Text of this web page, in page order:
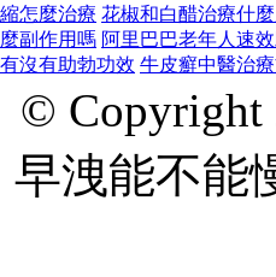
縮怎麼治療 花椒和白醋治療什
麼副作用嗎 阿里巴巴老年人速
有沒有助勃功效 牛皮癬中醫治
© Copyright
早洩能不能